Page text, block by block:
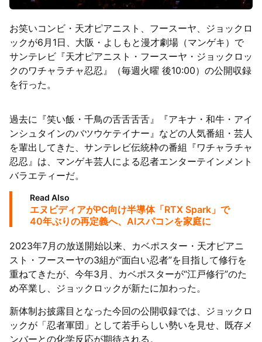
お笑いコンビ・天才ピアニスト、フースーヤ、ジョックロ
ックが6月1日、大阪・よしもと漫才劇場（マンゲキ）で
サンテレビ『天才ピアニスト・フースーヤ・ジョックロッ
クのワチャラチャ忍忍』（毎週火曜 後10:00）の公開収録
を行った。
過去に『笑い飯・千鳥の舌舌舌舌』『アキナ・和牛・アイ
ンシュタインのバツウケテイナー』などの人気番組・芸人
を輩出してきた、サンテレビ伝統枠の番組『ワチャラチャ
忍忍』は、マンゲキ芸人による忍者エンターテインメント
バラエティーだ。
Read Also
エヌビディアがPC向け半導体「RTX Spark」で
40年ぶりの再定義へ、AIスパコンを家庭に
2023年7月の放送開始以来、カベポスター・天才ピアニ
スト・フースーヤの3組が“面白い忍者”を目指して修行を
重ねてきたが、今年3月、カベポスターが“江戸修行”のた
め卒業し、ジョックロックが新たに加わった。
新体制お披露目となった今回の公開収録では、ジョックロ
ックが「忍者軍団」として若手らしい勢いを見せ、既存メ
ンバーとの化学反応が期待される。